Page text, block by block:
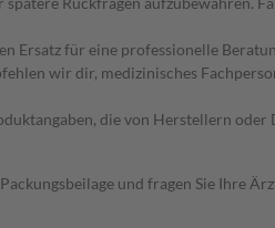
Ersatz für eine professionelle
wir dir, medizinisches
die von Herstellern
und fragen Sie Ihre